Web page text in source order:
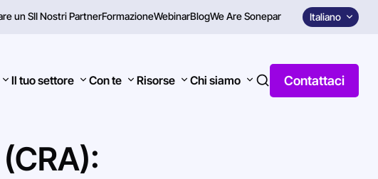
un SII Nostri PartnerFormazioneWebinarBlogWe Are Sonepar Italiano
Il tuo settore Con te Risorse Chi siamo Contattaci
(CRA):